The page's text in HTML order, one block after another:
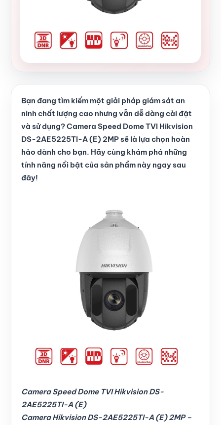
Bạn đang tìm kiếm một giải pháp giám sát an
ninh chất lượng cao nhưng vẫn dễ dàng cài đặt
và sử dụng? Camera Speed Dome TVI Hikvision
DS-2AE5225TI-A (E) 2MP sẽ là lựa chọn hoàn
hảo dành cho bạn. Hãy cùng khám phá những
tính năng nổi bật của sản phẩm này ngay sau
đây!
Camera Speed Dome TVI Hikvision DS-
2AE5225TI-A (E)
Camera Hikvision DS-2AE5225TI-A (E) 2MP –